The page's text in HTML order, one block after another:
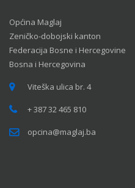
Općina Maglaj
Zeničko-dobojski kanton
Federacija Bosne i Hercegovine
Bosna i Hercegovina
Viteška ulica br. 4
+ 387 32 465 810
opcina@maglaj.ba